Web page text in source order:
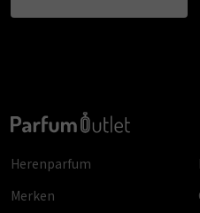
Herenparfum
Merken